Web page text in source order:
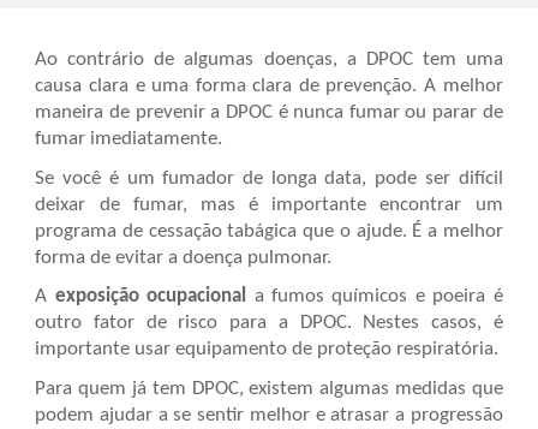
Ao contrário de algumas doenças, a DPOC tem uma
causa clara e uma forma clara de prevenção. A melhor
maneira de prevenir a DPOC é nunca fumar ou parar de
fumar imediatamente.
Se você é um fumador de longa data, pode ser difícil
deixar de fumar, mas é importante encontrar um
programa de cessação tabágica que o ajude. É a melhor
forma de evitar a doença pulmonar.
A exposição ocupacional
a fumos químicos e poeira é
outro fator de risco para a DPOC. Nestes casos, é
importante usar equipamento de proteção respiratória.
Para quem já tem DPOC, existem algumas medidas que
podem ajudar a se sentir melhor e atrasar a progressão